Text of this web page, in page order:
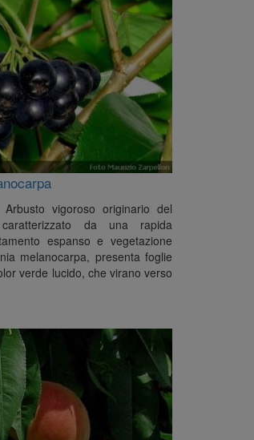
Arbusto vigoroso originario del
da una rapida
espanso e vegetazione
melanocarpa, presenta foglie
verde lucido, che virano verso